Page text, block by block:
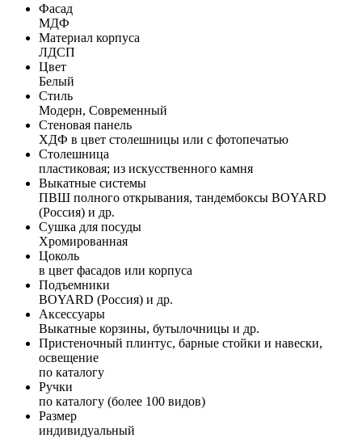
Фасад
МДФ
Материал корпуса
ЛДСП
Цвет
Белый
Стиль
Модерн, Современный
Стеновая панель
ХДФ в цвет столешницы или с фотопечатью
Столешница
пластиковая; из искусственного камня
Выкатные системы
ПВШ полного открывания, тандембоксы BOYARD
(Россия) и др.
Сушка для посуды
Хромированная
Цоколь
в цвет фасадов или корпуса
Подъемники
BOYARD (Россия) и др.
Аксессуары
Выкатные корзины, бутылочницы и др.
Пристеночный плинтус, барные стойки и навески,
освещение
по каталогу
Ручки
по каталогу (более 100 видов)
Размер
индивидуальный